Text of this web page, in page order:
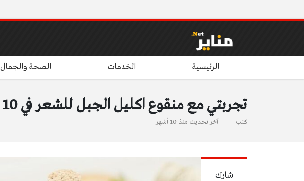
الرئيسية الخدمات الصحة والجمال
تجربتي مع منقوع اكليل الجبل للشعر في 10 أيام
كتب آخر تحديث منذ 10 أشهر
شارك